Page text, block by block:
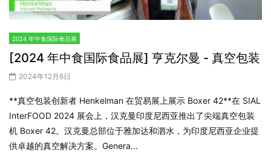
2024 年中食国际食品展
[2024 年中食国际食品展] 亨克尔曼 - 真空包装
2024年12月6日
**真空包装创新者 Henkelman 在贸易展上展示 Boxer 42**在 SIAL
InterFOOD 2024 展会上，汉克曼印度尼西亚推出了尖端真空包装
机 Boxer 42。汉克曼总部位于雅加达和泗水，为印度尼西亚企业提
供卓越的真空解决方案。Genera...